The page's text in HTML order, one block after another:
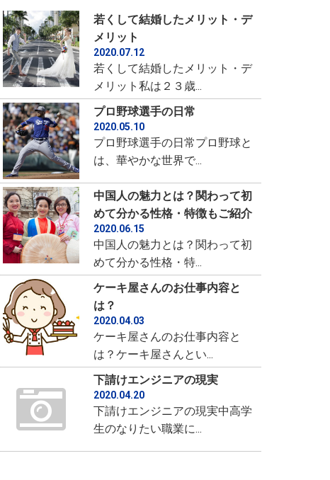
若くして結婚したメリット・デ
メリット
2020.07.12
若くして結婚したメリット・デ
メリット私は２３歳...
プロ野球選手の日常
2020.05.10
プロ野球選手の日常プロ野球と
は、華やかな世界で...
中国人の魅力とは？関わって初
めて分かる性格・特徴もご紹介
2020.06.15
中国人の魅力とは？関わって初
めて分かる性格・特...
ケーキ屋さんのお仕事内容と
は？
2020.04.03
ケーキ屋さんのお仕事内容と
は？ケーキ屋さんとい...
下請けエンジニアの現実
2020.04.20
下請けエンジニアの現実中高学
生のなりたい職業に...